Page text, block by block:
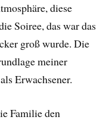
diese
Soiree, das war das
groß wurde. Die
meiner
Erwachsener.
Familie den